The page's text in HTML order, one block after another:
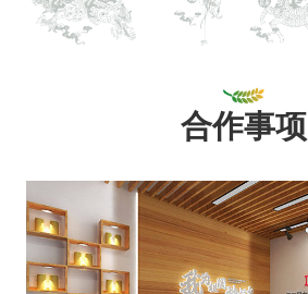
合作事项